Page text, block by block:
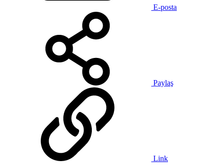
E-posta
Paylaş
Link